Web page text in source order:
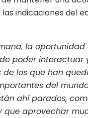
indicaciones del
la
poder interactuar
los que han
del
ahí parados,
que aprovechar